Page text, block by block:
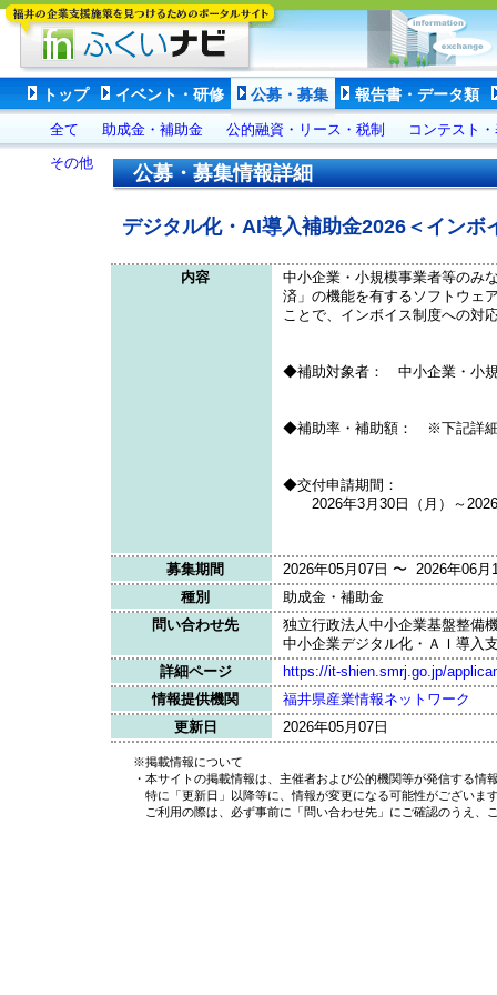
トップ イベント・研修 公募・募集 報告書・データ類
全て 助成金・補助金 公的融資・リース・税制
コンテスト
その他
公募・募集情報詳細
デジタル化・AI導入補助金2026＜イン
内容
中小企業・小規模事業者等のみ
済」の機能を有するソフトウェ
ことで、インボイス制度への対
◆補助対象者： 中小企業・小
◆補助率・補助額： ※下記詳
◆交付申請期間：
2026年3月30日（月）～2026
募集期間
2026年05月07日 〜 2026年06月
種別
助成金・補助金
問い合わせ先
独立行政法人中小企業基盤整備
中小企業デジタル化・ＡＩ導入
詳細ページ
https://it-shien.smrj.go.jp/
情報提供機関
福井県産業情報ネットワーク
更新日
2026年05月07日
※掲載情報について
・本サイトの掲載情報は、主催者および公的機関等が発信する
特に「更新日」以降等に、情報が変更になる可能性がございま
ご利用の際は、必ず事前に「問い合わせ先」にご確認のうえ、